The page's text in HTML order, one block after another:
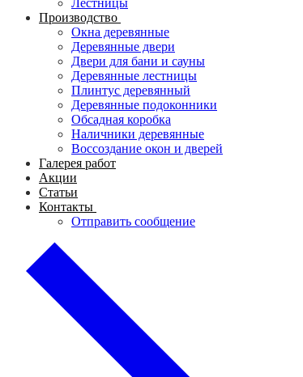
Лестницы
Производство
Окна деревянные
Деревянные двери
Двери для бани и сауны
Деревянные лестницы
Плинтус деревянный
Деревянные подоконники
Обсадная коробка
Наличники деревянные
Воссоздание окон и дверей
Галерея работ
Акции
Статьи
Контакты
Отправить сообщение